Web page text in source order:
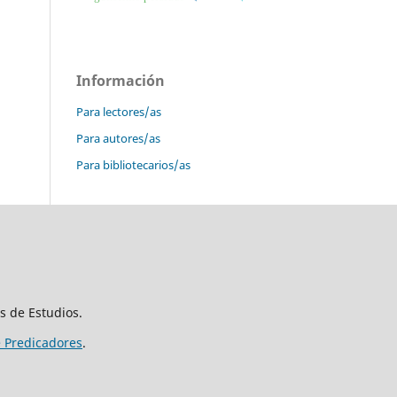
Información
Para lectores/as
Para autores/as
Para bibliotecarios/as
de Estudios.
.